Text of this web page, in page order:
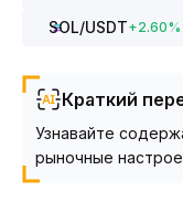
SOL/USDT+2.60%
Краткий
Узнавайте
рыночные